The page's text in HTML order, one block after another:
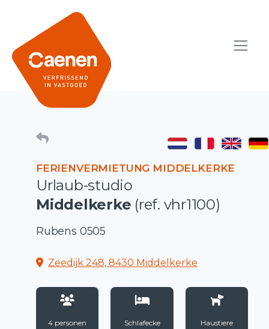
FERIENVERMIETUNG MIDDELKERKE
Urlaub-studio
Middelkerke (ref. vhr1100)
Rubens 0505
Zeedijk 248, 8430 Middelkerke
4 personen Schlafecke Haustiere